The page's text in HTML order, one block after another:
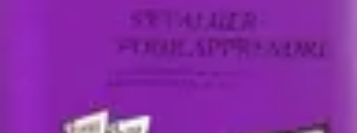
Analyse de Performance
Optimisation des
Performance Conseils Entraînement